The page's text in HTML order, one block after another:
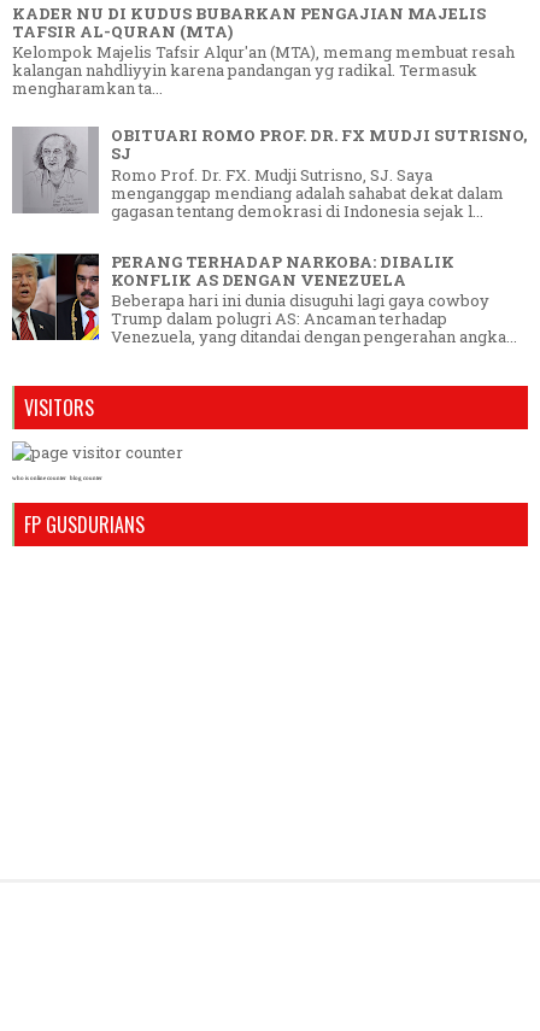
KADER NU DI KUDUS BUBARKAN PENGAJIAN MAJELIS
TAFSIR AL-QURAN (MTA)
Kelompok Majelis Tafsir Alqur'an (MTA), memang membuat resah
kalangan nahdliyyin karena pandangan yg radikal. Termasuk
mengharamkan ta...
OBITUARI ROMO PROF. DR. FX MUDJI SUTRISNO,
SJ
Romo Prof. Dr. FX. Mudji Sutrisno, SJ. Saya
menganggap mendiang adalah sahabat dekat dalam
gagasan tentang demokrasi di Indonesia sejak l...
PERANG TERHADAP NARKOBA: DIBALIK
KONFLIK AS DENGAN VENEZUELA
Beberapa hari ini dunia disuguhi lagi gaya cowboy
Trump dalam polugri AS: Ancaman terhadap
Venezuela, yang ditandai dengan pengerahan angka...
VISITORS
who is online counter blog counter
FP GUSDURIANS